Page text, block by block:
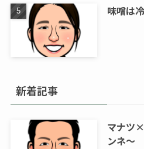
味噌は
新着記事
マナツ
ンネ～